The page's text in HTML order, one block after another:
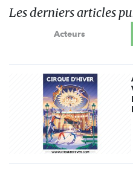
Les derniers articles
Acteurs